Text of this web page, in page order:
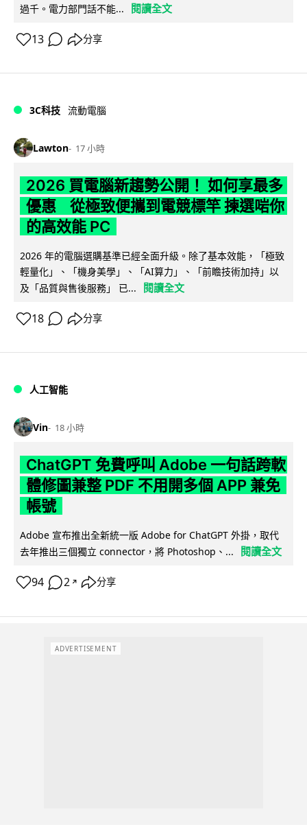
過千。電力部門話不能...
閱讀全文
13 分享
3C科技 流動電腦
Lawton 17 小時
2026 買電腦新趨勢公開！ 如何享最多
優惠 從極致便攜到電競標竿 揀選啱你
的高效能 PC
2026 年的電腦選購基準已經全面升級。除了基本效能，「極致
輕量化」、「機身美學」、「AI算力」、「前瞻技術加持」以
及「品質與售後服務」 已...
閱讀全文
18 分享
人工智能
Vin 18 小時
ChatGPT 免費呼叫 Adobe 一句話跨軟
體修圖兼整 PDF 不用開多個 APP 兼免
帳號
Adobe 宣布推出全新統一版 Adobe for ChatGPT 外掛，取代
去年推出三個獨立 connector，將 Photoshop、...
閱讀全文
94 2 ↗ 分享
ADVERTISEMENT